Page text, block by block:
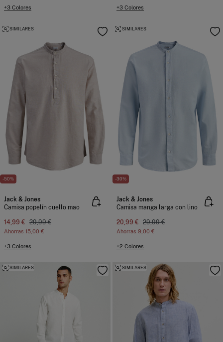
+3 Colores +3 Colores
-50%
SIMILARES
Jack & Jones
Camisa popelín cuello mao
14,99 € 29,99 €
Ahorras 15,00 €
+3 Colores
-30%
SIMILARES
Jack & Jones
Camisa manga larga con lino
20,99 € 29,99 €
Ahorras 9,00 €
+2 Colores
SIMILARES SIMILARES